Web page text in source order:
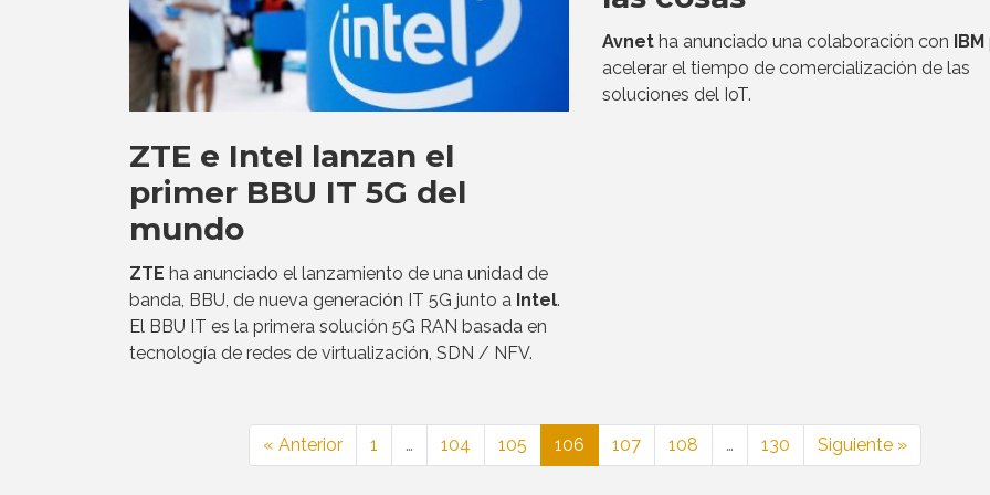
ZTE e Intel lanzan el
primer BBU IT 5G del
mundo
ZTE ha anunciado el lanzamiento de una unidad de
banda, BBU, de nueva generación IT 5G junto a Intel.
El BBU IT es la primera solución 5G RAN basada en
tecnología de redes de virtualización, SDN / NFV.
Avnetha anunciado una colaboración con IBM
acelerar el tiempo de comercialización de las
soluciones del IoT.
« Anterior 1 … 104 105 106 107 108 … 130 Siguiente »